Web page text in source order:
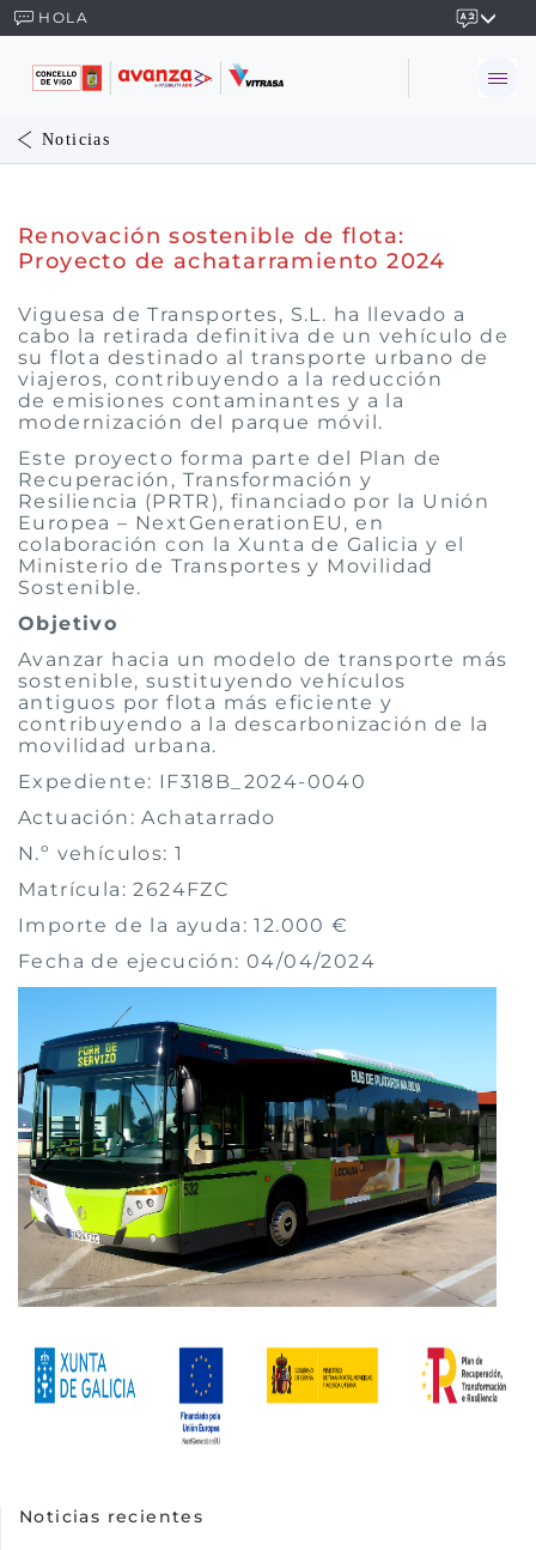
HOLA
Noticias
Renovación sostenible de flota:
Proyecto de achatarramiento 2024
Viguesa de Transportes, S.L. ha llevado a
cabo la retirada definitiva de un vehículo de
su flota destinado al transporte urbano de
viajeros, contribuyendo a la reducción
de emisiones contaminantes y a la
modernización del parque móvil.
Este proyecto forma parte del Plan de
Recuperación, Transformación y
Resiliencia (PRTR), financiado por la Unión
Europea – NextGenerationEU, en
colaboración con la Xunta de Galicia y el
Ministerio de Transportes y Movilidad
Sostenible.
Objetivo
Avanzar hacia un modelo de transporte más
sostenible, sustituyendo vehículos
antiguos por flota más eficiente y
contribuyendo a la descarbonización de la
movilidad urbana.
Expediente: IF318B_2024-0040
Actuación: Achatarrado
N.º vehículos: 1
Matrícula: 2624FZC
Importe de la ayuda: 12.000 €
Fecha de ejecución: 04/04/2024
Noticias recientes